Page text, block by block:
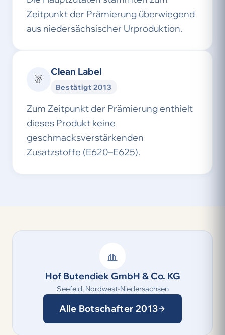
Zeitpunkt der Prämierung überwiegend
aus niedersächsischer Urproduktion.
Clean Label
Bestätigt 2013
Zum Zeitpunkt der Prämierung enthielt
dieses Produkt keine
geschmacksverstärkenden
Zusatzstoffe (E620–E625).
Hof Butendiek GmbH & Co. KG
Seefeld, Nordwest-Niedersachsen
Alle Botschafter 2013